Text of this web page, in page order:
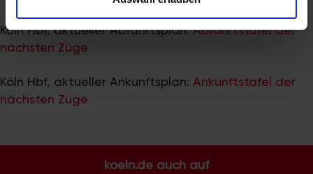
analysieren. Außerdem geben wir Informationen zu Ihrer
Verwendung unserer Website an unsere Partner für
soziale Medien, Werbung und Analysen weiter. Unsere
weiteren Daten zusammen, die Sie ihnen bereitgestellt
haben oder die sie im Rahmen Ihrer Nutzung der Dienste
Köln Hbf, aktueller Abfahrtsplan:Abfahrtstafel der
nächsten Züge
Köln Hbf, aktueller Ankunftsplan: Ankunftstafel der
nächsten Züge
koeln.de auch auf